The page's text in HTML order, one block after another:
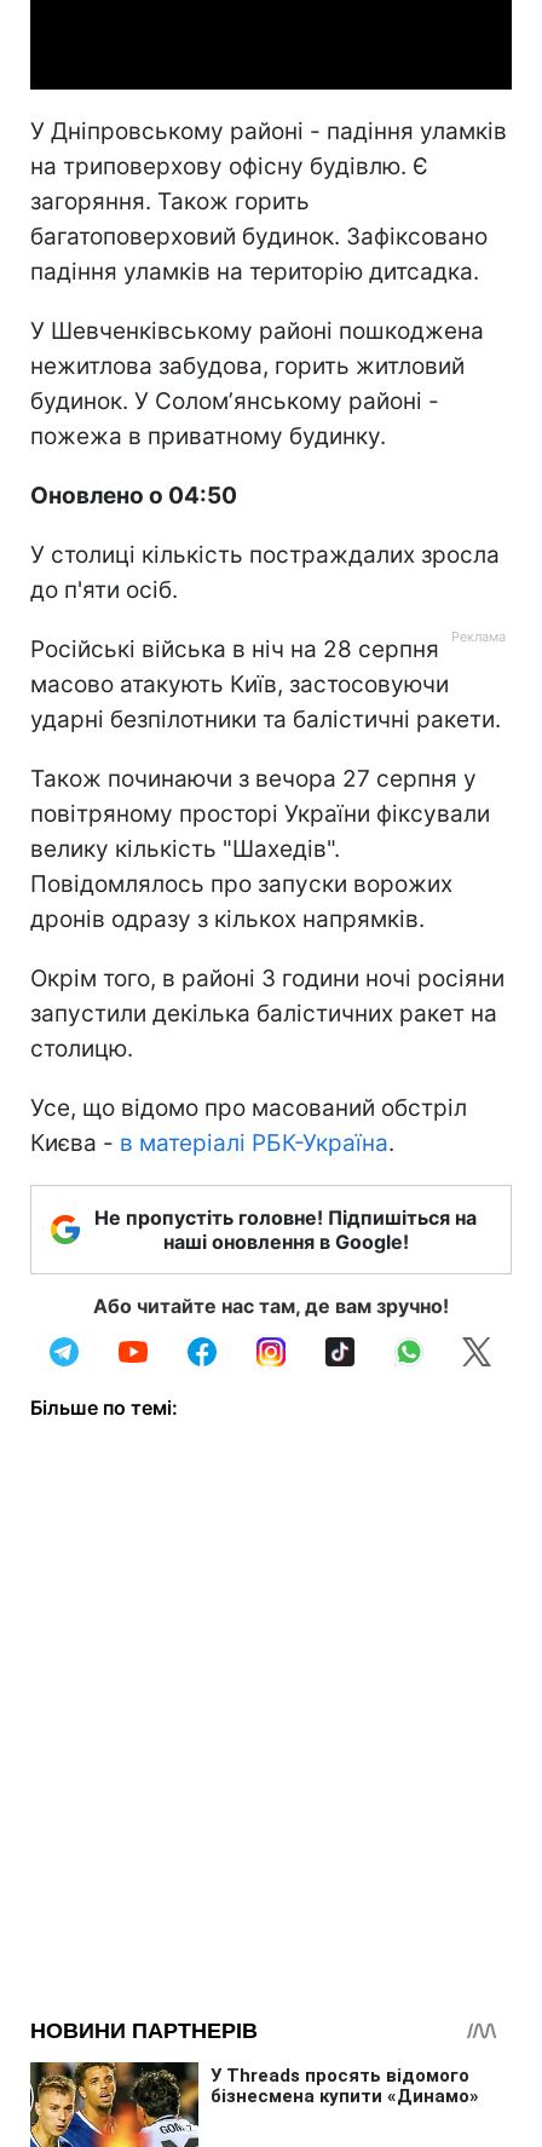
У Дніпровському районі - падіння уламків
на триповерхову офісну будівлю. Є
загоряння. Також горить
багатоповерховий будинок. Зафіксовано
падіння уламків на територію дитсадка.
У Шевченківському районі пошкоджена
нежитлова забудова, горить житловий
будинок. У Соломʼянському районі -
пожежа в приватному будинку.
Оновлено о 04:50
У столиці кількість постраждалих зросла
до п'яти осіб.
Російські війська в ніч на 28 серпня
масово атакують Київ, застосовуючи
ударні безпілотники та балістичні ракети.
Також починаючи з вечора 27 серпня у
повітряному просторі України фіксували
велику кількість "Шахедів".
Повідомлялось про запуски ворожих
дронів одразу з кількох напрямків.
Окрім того, в районі 3 години ночі росіяни
запустили декілька балістичних ракет на
столицю.
Усе, що відомо про масований обстріл
Києва - в матеріалі РБК-Україна.
Не пропустіть головне! Підпишіться на
наші оновлення в Google!
Або читайте нас там, де вам зручно!
Більше по темі: